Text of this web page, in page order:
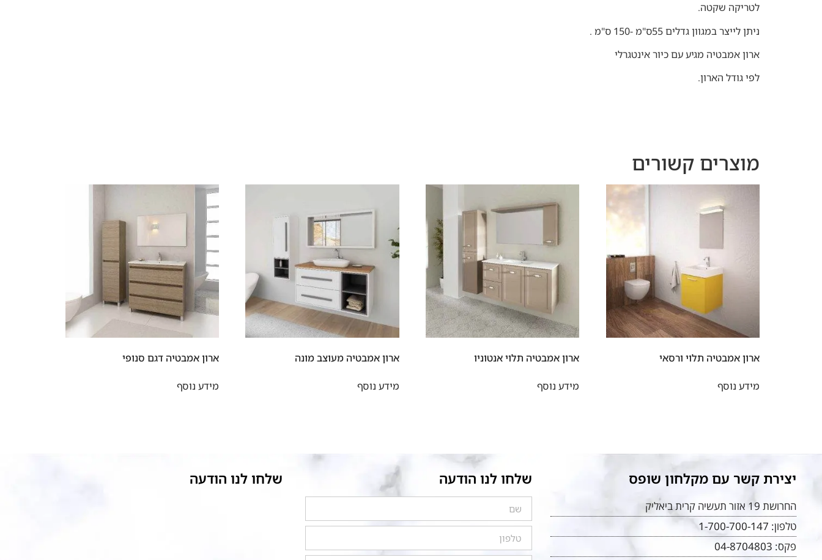
לטריקה שקטה.
ניתן לייצר במגוון גדלים 55ס"מ -150 ס"מ .
ארון אמבטיה מגיע עם כיור אינטגרלי
לפי גודל הארון.
מוצרים קשורים
ארון אמבטיה תלוי ורסאי
מידע נוסף
ארון אמבטיה תלוי אנטוניו
מידע נוסף
ארון אמבטיה מעוצב מונה
מידע נוסף
ארון אמבטיה דגם סנופי
מידע נוסף
יצירת קשר עם מקלחון שופס
החרושת 19 אזור תעשיה קרית ביאליק
טלפון: 1-700-700-147
פקס: 04-8704803
שלחו לנו הודעה שלחו לנו הודעה